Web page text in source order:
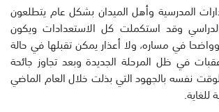
المدرسية وأهل الميدان بشكل عام يتطلعون
وقد استكملت كل الاستعدادات ويكون
في مساره، ولا أعذار يمكن تقبلها في حالة
في ظل المرحلة الجديدة وبعد تجاوز جائحة
نفسه بالجهود التي بذلت خلال العام الماضي